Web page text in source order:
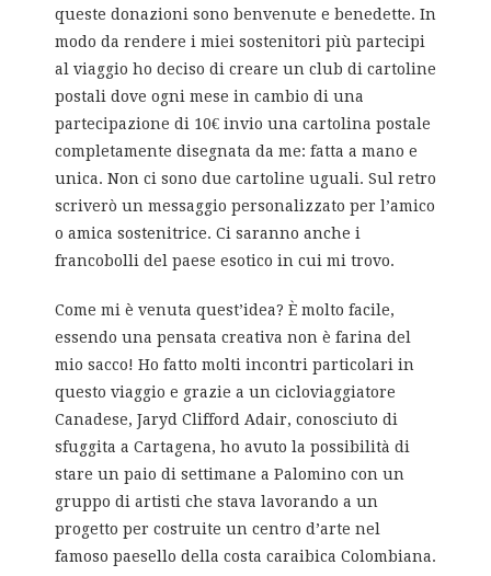
queste donazioni sono benvenute e benedette. In
modo da rendere i miei sostenitori più partecipi
al viaggio ho deciso di creare un club di cartoline
postali dove ogni mese in cambio di una
partecipazione di 10€ invio una cartolina postale
completamente disegnata da me: fatta a mano e
unica. Non ci sono due cartoline uguali. Sul retro
scriverò un messaggio personalizzato per l’amico
o amica sostenitrice. Ci saranno anche i
francobolli del paese esotico in cui mi trovo.
Come mi è venuta quest’idea? È molto facile,
essendo una pensata creativa non è farina del
mio sacco! Ho fatto molti incontri particolari in
questo viaggio e grazie a un cicloviaggiatore
Canadese, Jaryd Clifford Adair, conosciuto di
sfuggita a Cartagena, ho avuto la possibilità di
stare un paio di settimane a Palomino con un
gruppo di artisti che stava lavorando a un
progetto per costruite un centro d’arte nel
famoso paesello della costa caraibica Colombiana.